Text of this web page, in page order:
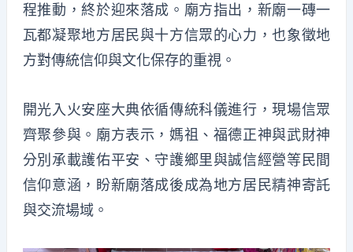
程推動，終於迎來落成。廟方指出，新廟一磚一
瓦都凝聚地方居民與十方信眾的心力，也象徵地
方對傳統信仰與文化保存的重視。
開光入火安座大典依循傳統科儀進行，現場信眾
齊聚參與。廟方表示，媽祖、福德正神與武財神
分別承載護佑平安、守護鄉里與誠信經營等民間
信仰意涵，盼新廟落成後成為地方居民精神寄託
與交流場域。